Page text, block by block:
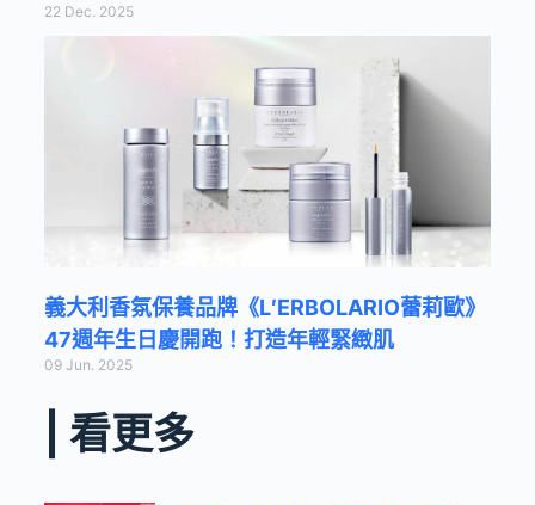
22 Dec. 2025
義大利香氛保養品牌《L′ERBOLARIO蕾莉歐》
47週年生日慶開跑！打造年輕緊緻肌
09 Jun. 2025
| 看更多